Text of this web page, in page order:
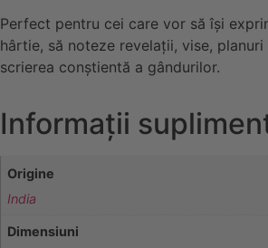
Perfect pentru cei care vor să își
hârtie, să noteze revelații, vise,
scrierea conștientă a gândurilor.
Informații
Origine
India
Dimensiuni